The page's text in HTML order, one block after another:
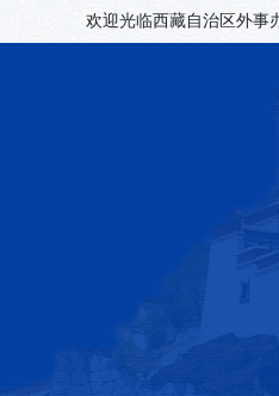
欢迎光临西藏自治区外事